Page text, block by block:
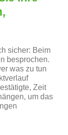
sicher: Beim
besprochen.
was zu tun
Zeit
um das